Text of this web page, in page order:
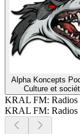
Alpha Koncepts
Culture et
KRAL FM: Radios
KRAL FM: Radios